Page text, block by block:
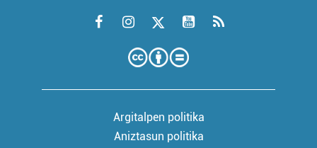
Argitalpen politika
Aniztasun politika